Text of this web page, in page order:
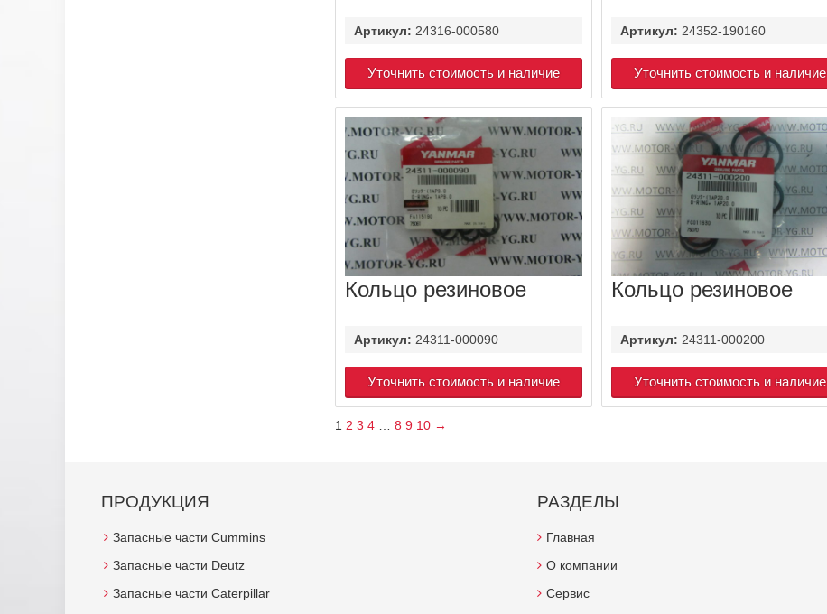
Артикул: 24316-000580
Уточнить стоимость и наличие
Артикул: 24352-190160
Уточнить стоимость и наличие
Кольцо резиновое
Артикул: 24311-000090
Уточнить стоимость и наличие
Кольцо резиновое
Артикул: 24311-000200
Уточнить стоимость и наличие
1 2 3 4 8 9 10 →
ПРОДУКЦИЯ
Запасные части Cummins
Запасные части Deutz
Запасные части Caterpillar
РАЗДЕЛЫ
Главная
О компании
Сервис